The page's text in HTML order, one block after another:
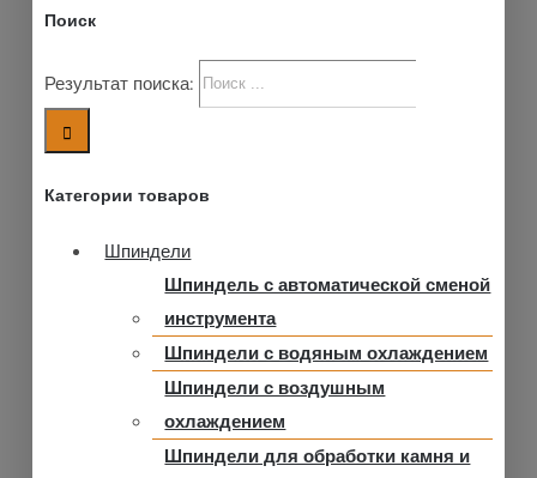
Поиск
Результат поиска:
Категории товаров
Шпиндели
Шпиндель с автоматической сменой
инструмента
Шпиндели с водяным охлаждением
Шпиндели с воздушным
охлаждением
Шпиндели для обработки камня и